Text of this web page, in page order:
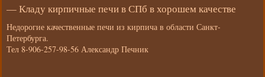
— Кладу кирпичные печи в СПб в хорошем качестве
Недорогие качественные печи из кирпича в области Санкт-
Петербурга.
Тел 8-906-257-98-56 Александр Печник